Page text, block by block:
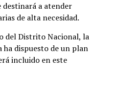
destinará a atender
de alta necesidad.
del Distrito Nacional, la
ha dispuesto de un plan
incluido en este